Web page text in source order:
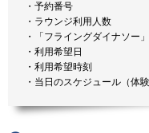
・予約番号
・ラウンジ利用人数
・「フライングダイナソー
・利用希望日
・利用希望時刻
・当日のスケジュール（体